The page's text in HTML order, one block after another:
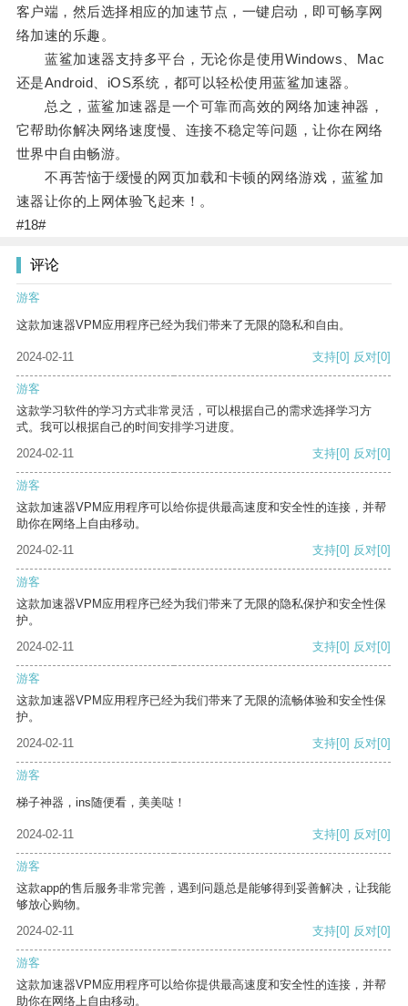
客户端，然后选择相应的加速节点，一键启动，即可畅享网
络加速的乐趣。
蓝鲨加速器支持多平台，无论你是使用Windows、Mac
还是Android、iOS系统，都可以轻松使用蓝鲨加速器。
总之，蓝鲨加速器是一个可靠而高效的网络加速神器，
它帮助你解决网络速度慢、连接不稳定等问题，让你在网络
世界中自由畅游。
不再苦恼于缓慢的网页加载和卡顿的网络游戏，蓝鲨加
速器让你的上网体验飞起来！。
#18#
评论
游客
这款加速器VPM应用程序已经为我们带来了无限的隐私和自由。
2024-02-11 支持[0] 反对[0]
游客
这款学习软件的学习方式非常灵活，可以根据自己的需求选择学习方
式。我可以根据自己的时间安排学习进度。
2024-02-11
支持[0] 反对[0]
游客
这款加速器VPM应用程序可以给你提供最高速度和安全性的连接，并帮
助你在网络上自由移动。
2024-02-11
支持[0] 反对[0]
游客
这款加速器VPM应用程序已经为我们带来了无限的隐私保护和安全性保
护。
2024-02-11
支持[0] 反对[0]
游客
这款加速器VPM应用程序已经为我们带来了无限的流畅体验和安全性保
护。
2024-02-11
支持[0] 反对[0]
游客
梯子神器，ins随便看，美美哒！
2024-02-11 支持[0] 反对[0]
游客
这款app的售后服务非常完善，遇到问题总是能够得到妥善解决，让我能
够放心购物。
2024-02-11
支持[0] 反对[0]
游客
这款加速器VPM应用程序可以给你提供最高速度和安全性的连接，并帮
助你在网络上自由移动。